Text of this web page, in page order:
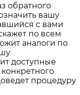
обратного
вашу
с вами
по всем
аналоги по
доступные
процедуру